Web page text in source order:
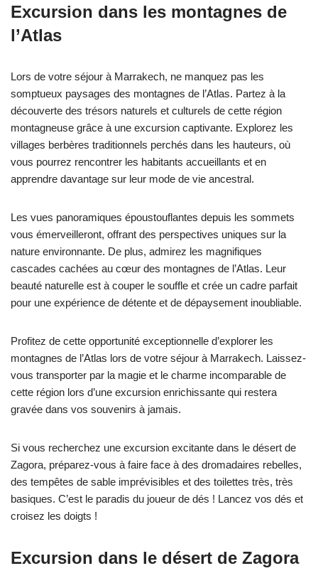
Excursion dans les montagnes de
l’Atlas
Lors de votre séjour à Marrakech, ne manquez pas les
somptueux paysages des montagnes de l’Atlas. Partez à la
découverte des trésors naturels et culturels de cette région
montagneuse grâce à une excursion captivante. Explorez les
villages berbères traditionnels perchés dans les hauteurs, où
vous pourrez rencontrer les habitants accueillants et en
apprendre davantage sur leur mode de vie ancestral.
Les vues panoramiques époustouflantes depuis les sommets
vous émerveilleront, offrant des perspectives uniques sur la
nature environnante. De plus, admirez les magnifiques
cascades cachées au cœur des montagnes de l’Atlas. Leur
beauté naturelle est à couper le souffle et crée un cadre parfait
pour une expérience de détente et de dépaysement inoubliable.
Profitez de cette opportunité exceptionnelle d’explorer les
montagnes de l’Atlas lors de votre séjour à Marrakech. Laissez-
vous transporter par la magie et le charme incomparable de
cette région lors d’une excursion enrichissante qui restera
gravée dans vos souvenirs à jamais.
Si vous recherchez une excursion excitante dans le désert de
Zagora, préparez-vous à faire face à des dromadaires rebelles,
des tempêtes de sable imprévisibles et des toilettes très, très
basiques. C’est le paradis du joueur de dés ! Lancez vos dés et
croisez les doigts !
Excursion dans le désert de Zagora